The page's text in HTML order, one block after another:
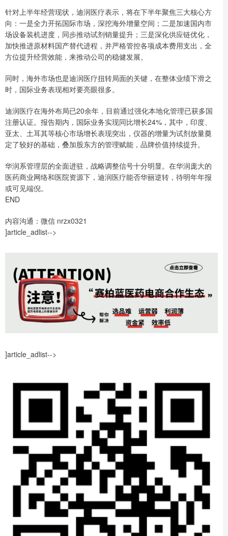
针对上半年经营现状，迪润医疗表示，将在下半年聚焦三大核心方
向：一是全力开拓国际市场，深挖海外增量空间；二是加速国内市
场设备装机进度，同步推动试剂销量提升；三是深化供应链优化，
加快推进原材料国产替代进程，并严格管控各项成本费用支出，全
方位提升经营效能，来推动公司的稳健发展。
同时，海外市场也是迪润医疗扭转局面的关键，在整体业绩下滑之
时，国际业务表现相对要亮眼很多。
迪润医疗在海外布局已20余年，目前通过强化本地化管理已获多国
注册认证。报告期内，国际业务实现同比增长24%，其中，印度、
亚太、土耳其等核心市场增长表现突出，仪器的增量为试剂放量奠
定了较好的基础，叠加股东方的管理赋能，品牌价值持续提升。
华润系管理层的全面进驻，战略调整信号十分明显。在华润庞大的
医药商业网络和医院资源下，迪润医疗能否华丽逆转，待明年年报
或可见端倪。
END
内容沟通：微信 nrzx0321
]article_adlist-->
]article_adlist-->